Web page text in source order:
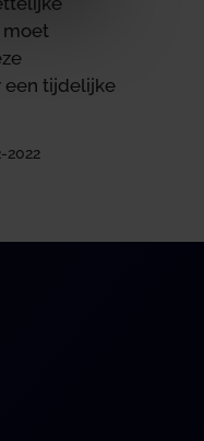
moet
een tijdelijke
2022